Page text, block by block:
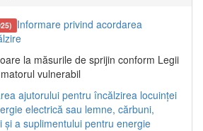
Informare privind acordarea
la măsurile de sprijin conform Legii
vulnerabil
ajutorului pentru încălzirea locuinței
electrică sau lemne, cărbuni,
și a suplimentului pentru energie